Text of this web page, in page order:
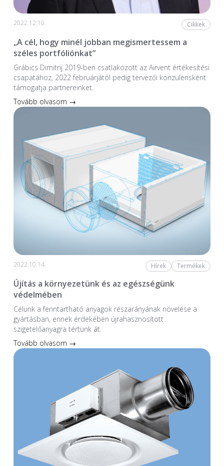
2022.12.10. Cikkek
„A cél, hogy minél jobban megismertessem a
széles portfóliónkat”
Grábics Dimitrij 2019-ben csatlakozott az Airvent értékesítési
csapatához, 2022 februárjától pedig tervezői konzulensként
támogatja partnereinket.
Tovább olvasom →
2022.10.14. Hírek Termékek
Újítás a környezetünk és az egészségünk
védelmében
Célunk a fenntartható anyagok részarányának növelése a
gyártásban, ennek érdekében újrahasznosított
szigetelőanyagra tértünk át.
Tovább olvasom →